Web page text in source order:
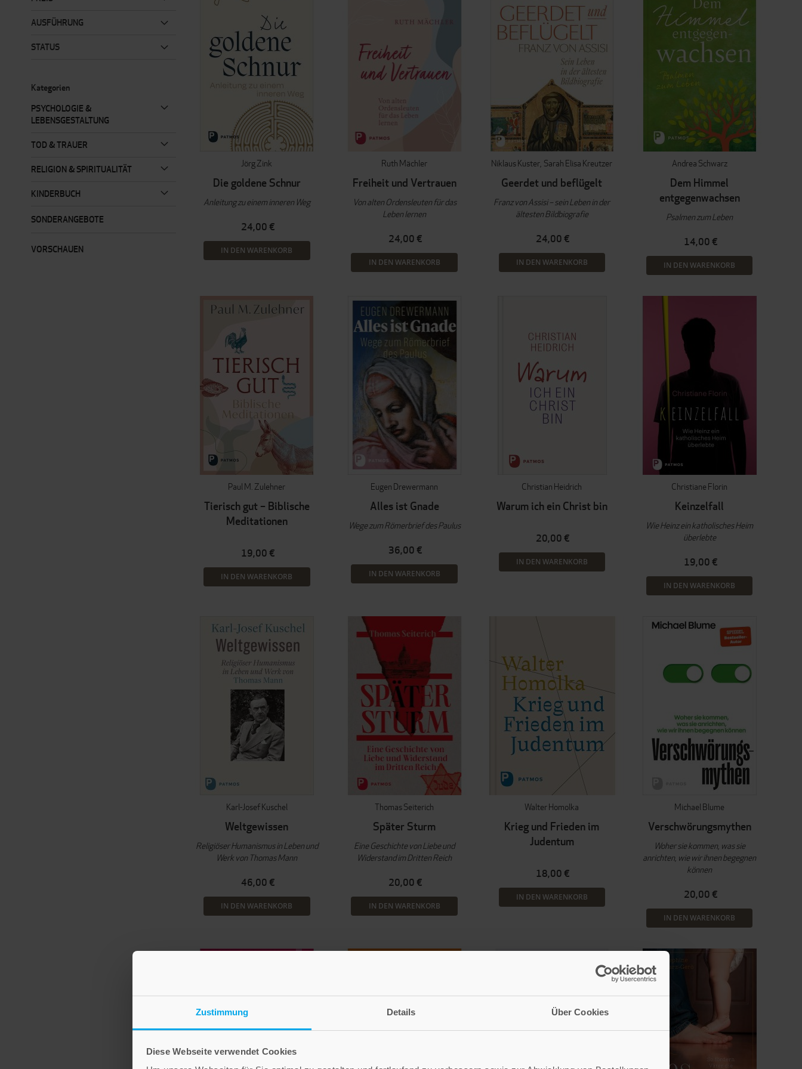
Zustimmung Details Über Cookies
Diese Webseite verwendet Cookies
Jörg Zink
Die goldene Schnur
Anleitung zu einem inneren Weg
24,00 €
IN DEN WARENKORB
Ruth Mächler
Freiheit und Vertrauen
Von alten Ordensleuten für das
Leben lernen
24,00 €
IN DEN WARENKORB
Niklaus Kuster Sarah Elisa Kreutzer
Geerdet und beflügelt
Franz von Assisi – sein Leben in der
ältesten Bildbiografie
24,00 €
IN DEN WARENKORB
Andrea Schwarz
Dem Himmel
entgegenwachsen
Psalmen zum Leben
14,00 €
IN DEN WARENKORB
Paul M. Zulehner
Tierisch gut – Biblische
Meditationen
19,00 €
IN DEN WARENKORB
Eugen Drewermann
Alles ist Gnade
Wege zum Römerbrief des Paulus
36,00 €
IN DEN WARENKORB
Christian Heidrich
Warum ich ein Christ bin
20,00 €
IN DEN WARENKORB
Christiane Florin
Keinzelfall
Wie Heinz ein katholisches Heim
überlebte
19,00 €
IN DEN WARENKORB
Karl-Josef Kuschel
Weltgewissen
Religiöser Humanismus in Leben und
Werk von Thomas Mann
46,00 €
IN DEN WARENKORB
Thomas Seiterich
Später Sturm
Eine Geschichte von Liebe und
Widerstand im Dritten Reich
20,00 €
IN DEN WARENKORB
Walter Homolka
Krieg und Frieden im
Judentum
18,00 €
IN DEN WARENKORB
Michael Blume
Verschwörungsmythen
Woher sie kommen, was sie
anrichten, wie wir ihnen begegnen
können
20,00 €
IN DEN WARENKORB
AUSFÜHRUNG
STATUS
Kategorien
PSYCHOLOGIE &
LEBENSGESTALTUNG
TOD & TRAUER
RELIGION & SPIRITUALITÄT
KINDERBUCH
SONDERANGEBOTE
VORSCHAUEN